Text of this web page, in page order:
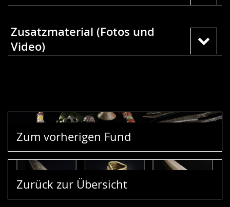
Zusatzmaterial (Fotos und
Video)
Zum vorherigen Fund
Zurück zur Übersicht